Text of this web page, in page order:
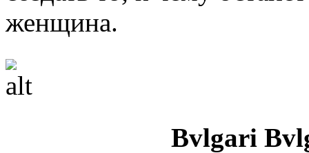
женщина.
Bvlgari